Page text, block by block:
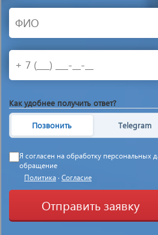
Как удобнее получить ответ?
Позвонить Telegram
Я согласен на обработку персональных
обращение
Политика · Согласие
Отправить заявку